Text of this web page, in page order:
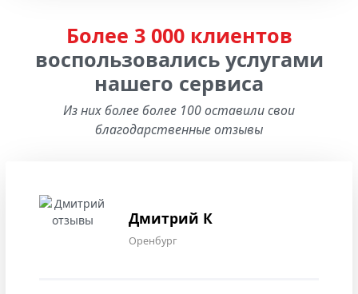
Более 3 000 клиентов
воспользовались услугами
нашего сервиса
Из них более более 100 оставили свои
благодарственные отзывы
Дмитрий К
Оренбург